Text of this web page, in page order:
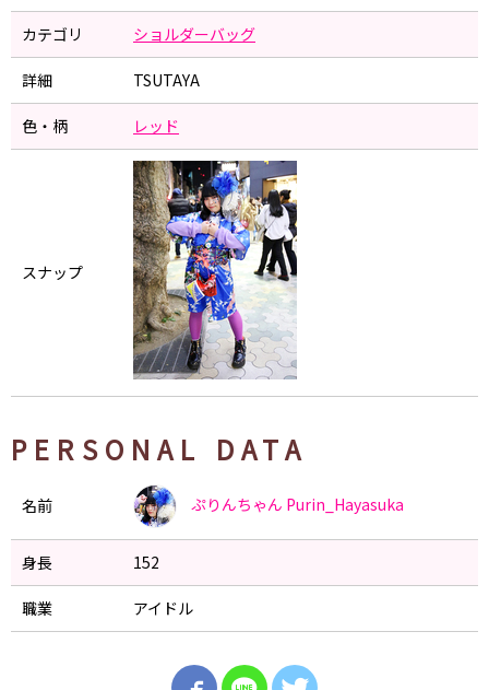
カテゴリ ショルダーバッグ
詳細 TSUTAYA
色・柄 レッド
スナップ
PERSONAL DATA
名前 ぷりんちゃん Purin_Hayasuka
身長 152
職業 アイドル